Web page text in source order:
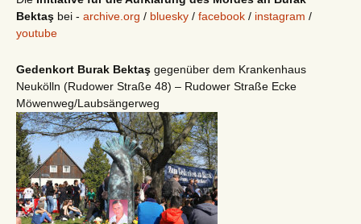
Bektaş bei - archive.org / bluesky / facebook / instagram /
youtube
Gedenkort Burak Bektaş gegenüber dem Krankenhaus
Neukölln (Rudower Straße 48) – Rudower Straße Ecke
Möwenweg/Laubsängerweg